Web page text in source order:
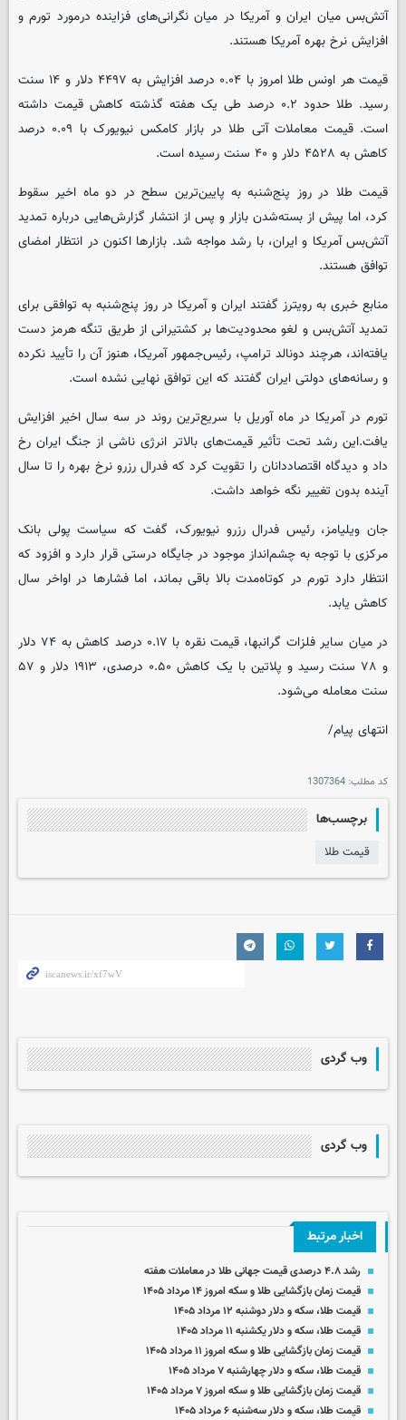
آتش‌بس میان ایران و آمریکا در میان نگرانی‌های فزاینده درمورد تورم و
افزایش نرخ بهره آمریکا هستند.
قیمت هر اونس طلا امروز با ۰.۰۴ درصد افزایش به ۴۴۹۷ دلار و ۱۴ سنت
رسید. طلا حدود ۰.۲ درصد طی یک هفته گذشته کاهش قیمت داشته
است. قیمت معاملات آتی طلا در بازار کامکس نیویورک با ۰.۰۹ درصد
کاهش به ۴۵۲۸ دلار و ۴۰ سنت رسیده است.
قیمت طلا در روز پنج‌شنبه به پایین‌ترین سطح در دو ماه اخیر سقوط
کرد، اما پیش از بسته‌شدن بازار و پس از انتشار گزارش‌هایی درباره تمدید
آتش‌بس آمریکا و ایران، با رشد مواجه شد. بازارها اکنون در انتظار امضای
توافق هستند.
منابع خبری به رویترز گفتند ایران و آمریکا در روز پنج‌شنبه به توافقی برای
تمدید آتش‌بس و لغو محدودیت‌ها بر کشتیرانی از طریق تنگه هرمز دست
یافته‌اند، هرچند دونالد ترامپ، رئیس‌جمهور آمریکا، هنوز آن را تأیید نکرده
و رسانه‌های دولتی ایران گفتند که این توافق نهایی نشده است.
تورم در آمریکا در ماه آوریل با سریع‌ترین روند در سه سال اخیر افزایش
یافت.این رشد تحت تأثیر قیمت‌های بالاتر انرژی ناشی از جنگ ایران رخ
داد و دیدگاه اقتصاددانان را تقویت کرد که فدرال رزرو نرخ بهره را تا سال
آینده بدون تغییر نگه خواهد داشت.
جان ویلیامز، رئیس فدرال رزرو نیویورک، گفت که سیاست پولی بانک
مرکزی با توجه به چشم‌انداز موجود در جایگاه درستی قرار دارد و افزود که
انتظار دارد تورم در کوتاه‌مدت بالا باقی بماند، اما فشارها در اواخر سال
کاهش یابد.
در میان سایر فلزات گرانبها، قیمت نقره با ۰.۱۷ درصد کاهش به ۷۴ دلار
و ۷۸ سنت رسید و پلاتین با یک کاهش ۰.۵۰ درصدی، ۱۹۱۳ دلار و ۵۷
سنت معامله می‌شود.
انتهای پیام/
کد مطلب: 1307364
برچسب‌ها
قیمت طلا
وب گردی
وب گردی
اخبار مرتبط
رشد ۴.۸ درصدی قیمت جهانی طلا در معاملات هفته
قیمت زمان بازگشایی طلا و سکه امروز ۱۴ مرداد ۱۴۰۵
قیمت طلا، سکه و دلار دوشنبه ۱۲ مرداد ۱۴۰۵
قیمت طلا، سکه و دلار یکشنبه ۱۱ مرداد ۱۴۰۵
قیمت زمان بازگشایی طلا و سکه امروز ۱۱ مرداد ۱۴۰۵
قیمت طلا، سکه و دلار چهارشنبه ۷ مرداد ۱۴۰۵
قیمت زمان بازگشایی طلا و سکه امروز ۷ مرداد ۱۴۰۵
قیمت طلا، سکه و دلار سه‌شنبه ۶ مرداد ۱۴۰۵